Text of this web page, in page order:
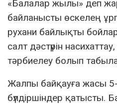
«Балалар жылы» деп
байланысты өскелең
рухани байлықты
салт дәстүрін
тәрбиелеу болып
Жалпы байқауға жасы
бүлдіршіндер қатысты.